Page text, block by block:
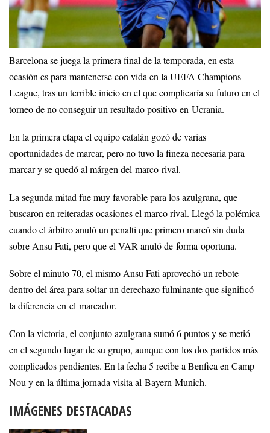
Barcelona se juega la primera final de la temporada, en esta
ocasión es para mantenerse con vida en la UEFA Champions
League, tras un terrible inicio en el que complicaría su futuro en el
torneo de no conseguir un resultado positivo en Ucrania.
En la primera etapa el equipo catalán gozó de varias
oportunidades de marcar, pero no tuvo la fineza necesaria para
marcar y se quedó al márgen del marco rival.
La segunda mitad fue muy favorable para los azulgrana, que
buscaron en reiteradas ocasiones el marco rival. Llegó la polémica
cuando el árbitro anuló un penalti que primero marcó sin duda
sobre Ansu Fati, pero que el VAR anuló de forma oportuna.
Sobre el minuto 70, el mismo Ansu Fati aprovechó un rebote
dentro del área para soltar un derechazo fulminante que significó
la diferencia en el marcador.
Con la victoria, el conjunto azulgrana sumó 6 puntos y se metió
en el segundo lugar de su grupo, aunque con los dos partidos más
complicados pendientes. En la fecha 5 recibe a Benfica en Camp
Nou y en la última jornada visita al Bayern Munich.
IMÁGENES DESTACADAS